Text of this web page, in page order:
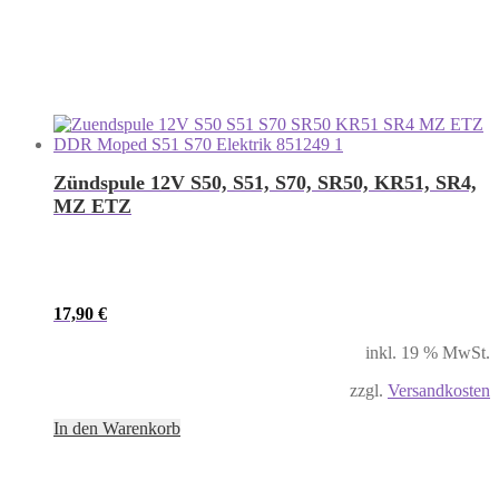
Zündspule 12V S50, S51, S70, SR50, KR51, SR4,
MZ ETZ
17,90 €
inkl. 19 % MwSt.
zzgl. Versandkosten
In den Warenkorb